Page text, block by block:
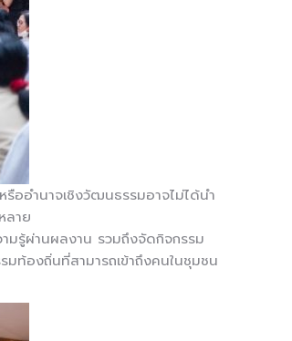
ออำนาจเชิงวัฒนธรรมอาจไม่ได้นำ
ลาย
มรู้ผ่านผลงาน รวมถึงจัดกิจกรรม
มท้องถิ่นที่สามารถเข้าถึงคนในชุมชน